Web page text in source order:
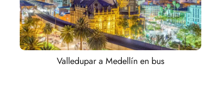
Valledupar a Medellín en bus